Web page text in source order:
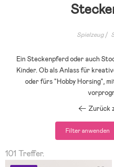
Spielzeug
Ein Steckenpferd oder auch
Kinder. Ob als Anlass für
oder fürs "Hobby Horsing",
Zurück
Filter anwenden
101 Treffer.